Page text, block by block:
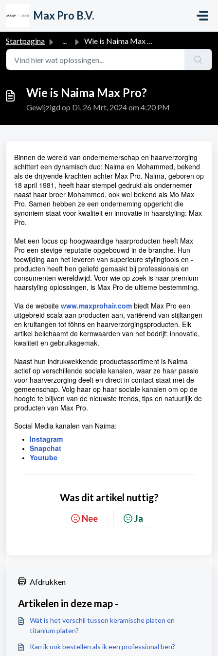
Max Pro B.V.
Startpagina ... Wie is Naima Max Pro?
Wie is Naima Max Pro?
Gewijzigd op Di, 26 Mrt, 2024 om 4:20 PM
Binnen de wereld van ondernemerschap en haarverzorging
schittert een dynamisch duo: Naima en Mohammed, bekend
als de drijvende krachten achter Max Pro. Naima, geboren op
18 april 1981, heeft haar stempel gedrukt als ondernemer
naast haar broer Mohammed, ook wel bekend als Mo Max
Pro. Samen hebben ze een onderneming opgericht die
synoniem staat voor kwaliteit en innovatie in haarstyling: Max
Pro.
Met een focus op hoogwaardige haarproducten heeft Max
Pro een stevige reputatie opgebouwd in de branche. Hun
toewijding aan het leveren van superieure stylingtools en -
producten heeft hen geliefd gemaakt bij professionals en
consumenten wereldwijd. Voor wie op zoek is naar premium
haarstyling oplossingen, is Max Pro de ultieme bestemming.
Via de website www.maxprohair.com biedt Max Pro een
uitgebreid scala aan producten aan, variërend van stijltangen
en krultangen tot föhns en haarverzorgingsproducten. Elk
artikel belichaamt de kernwaarden van het bedrijf: innovatie,
kwaliteit en gebruiksgemak.
Naast hun indrukwekkende productassortiment is Naima
actief op verschillende sociale kanalen, waar ze haar passie
voor haarverzorging deelt en direct in contact staat met de
gemeenschap. Volg haar op haar sociale kanalen om op de
hoogte te blijven van de nieuwste trends, tips en natuurlijk de
producten van Max Pro.
Social Media kanalen van Naima:
Instagram
Snapchat
Youtube
Was dit artikel nuttig?
Nee Ja
Afdrukken
Artikelen in deze map -
Wat is het verschil tussen keramische platen en
titanium platen?
Kan ik ook bestellen als ik een professional ben?